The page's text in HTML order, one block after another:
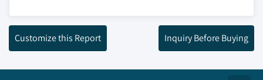
Customize this Report Inquiry Before Buying